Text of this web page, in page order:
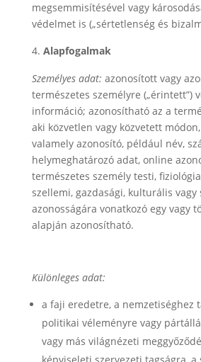
megsemmisítésével vagy
védelmet is („sértetlenség és
Alapfogalmak
Személyes adat: azonosított vagy
természetes személyre („érintett”)
információ; azonosítható az a
aki közvetlen vagy közvetett
valamely azonosító, például név,
helymeghatározó adat, online
természetes személy testi,
szellemi, gazdasági, kulturális vagy
azonosságára vonatkozó egy vagy
alapján azonosítható.
Különleges adat:
a faji eredetre, a nemzetiséghez
politikai véleményre vagy
vagy más világnézeti